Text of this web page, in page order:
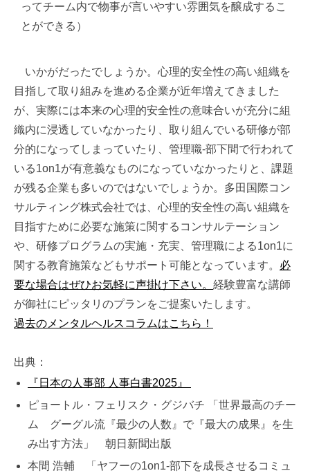
ってチーム内で物事が言いやすい雰囲気を醸成するこ
とができる）
いかがだったでしょうか。心理的安全性の高い組織を
目指して取り組みを進める企業が近年増えてきました
が、実際には本来の心理的安全性の意味合いが充分に組
織内に浸透していなかったり、取り組んでいる研修が部
分的になってしまっていたり、管理職-部下間で行われて
いる1on1が有意義なものになっていなかったりと、課題
が残る企業も多いのではないでしょうか。多田国際コン
サルティング株式会社では、心理的安全性の高い組織を
目指すために必要な施策に関するコンサルテーション
や、研修プログラムの実施・充実、管理職による1on1に
関する教育施策などもサポート可能となっています。 必
要な場合はぜひお気軽に声掛け下さい。 経験豊富な講師
が御社にピッタリのプランをご提案いたします。
過去のメンタルヘルスコラムはこちら！
出典：
『日本の人事部 人事白書2025』
ピョートル・フェリスク・グジバチ 「世界最高のチー
ム グーグル流『最少の人数』で『最大の成果』を生
み出す方法」 朝日新聞出版
本間 浩輔 「ヤフーの1on1-部下を成長させるコミュ